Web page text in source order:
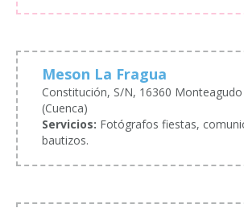
Meson La Fragua
Constitución, S/N, 16360
(Cuenca)
Servicios: Fotógrafos fiestas,
bautizos.